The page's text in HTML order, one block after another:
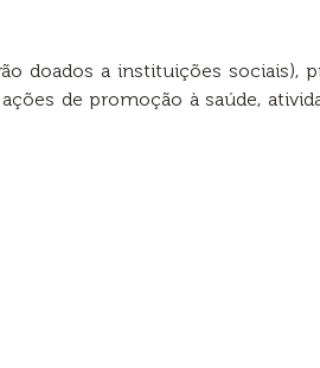
doados a instituições sociais),
de promoção à saúde,